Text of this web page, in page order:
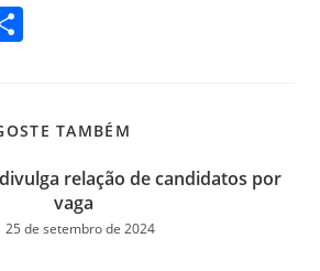
TAMBÉM
relação de candidatos por
vaga
25 de setembro de 2024